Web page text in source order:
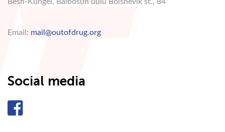
Email: mail@outofdrug.org
Social media